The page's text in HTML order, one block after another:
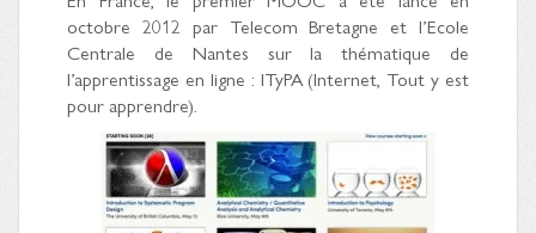
octobre 2012 par Telecom Bretagne et l’Ecole
Centrale de Nantes sur la thématique de
l’apprentissage en ligne : ITyPA (Internet, Tout y est
pour apprendre).